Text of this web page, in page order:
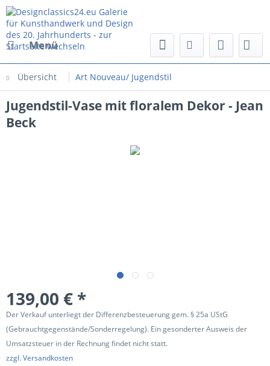
Menü
Übersicht Art Nouveau/ Jugendstil
Jugendstil-Vase mit floralem Dekor - Jean
Beck
139,00 € *
Der Verkauf unterliegt der Differenzbesteuerung gem. § 25a UStG
(Gebrauchtgegenstände/Sonderregelung). Ein gesonderter Ausweis der
Umsatzsteuer in der Rechnung findet nicht statt.
zzgl. Versandkosten